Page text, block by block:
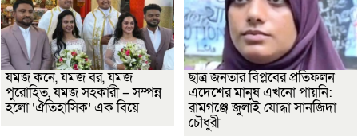
যমজ কনে, যমজ বর, যমজ
পুরোহিত, যমজ সহকারী – সম্পন্ন
হলো ‘ঐতিহাসিক’ এক বিয়ে
ছাত্র জনতার বিপ্লবের প্রতিফলন
এদেশের মানুষ এখনো পায়নি:
রামগঞ্জে জুলাই যোদ্ধা সানজিদা
চৌধুরী